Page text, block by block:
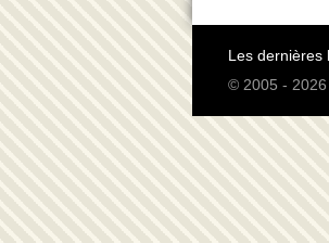
Les dernières
© 2005 -